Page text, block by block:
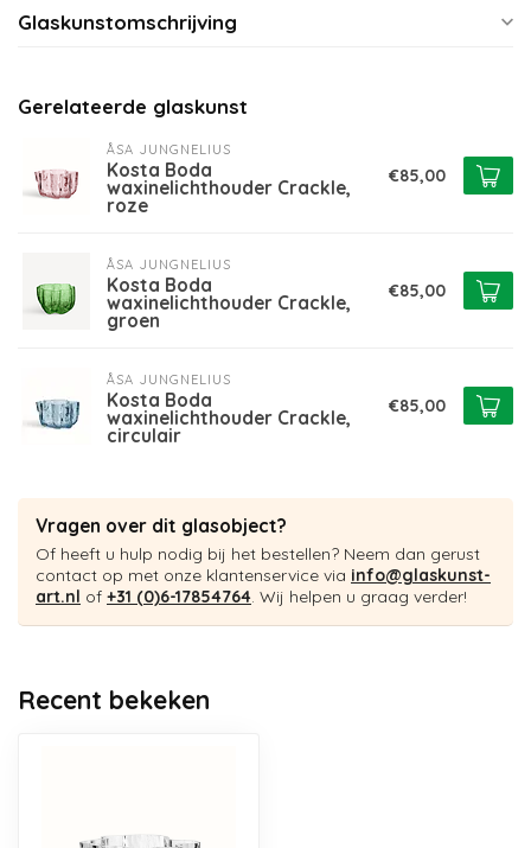
Glaskunstomschrijving
Gerelateerde glaskunst
ÅSA JUNGNELIUS
Kosta Boda
waxinelichthouder Crackle,
roze
€85,00
ÅSA JUNGNELIUS
Kosta Boda
waxinelichthouder Crackle,
groen
€85,00
ÅSA JUNGNELIUS
Kosta Boda
waxinelichthouder Crackle,
circulair
€85,00
Vragen over dit glasobject?
Of heeft u hulp nodig bij het bestellen? Neem dan gerust
contact op met onze klantenservice via info@glaskunst-
art.nl of +31 (0)6-17854764. Wij helpen u graag verder!
Recent bekeken